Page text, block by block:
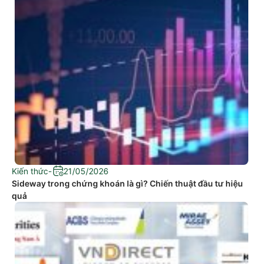
Kiến thức-
21/05/2026
Sideway trong chứng khoán là gì? Chiến thuật đầu tư hiệu
quả